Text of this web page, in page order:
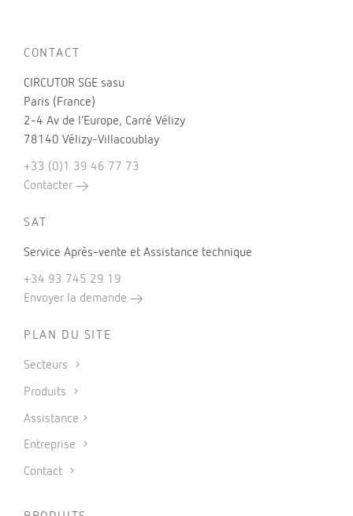
CONTACT
CIRCUTOR SGE sasu
Paris (France)
2-4 Av de l’Europe, Carré Vélizy
78140 Vélizy-Villacoublay
+33 (0)1 39 46 77 73
Contacter
SAT
Service Après-vente et Assistance technique
+34 93 745 29 19
Envoyer la demande
PLAN DU SITE
Secteurs
Produits
Assistance
Entreprise
Contact